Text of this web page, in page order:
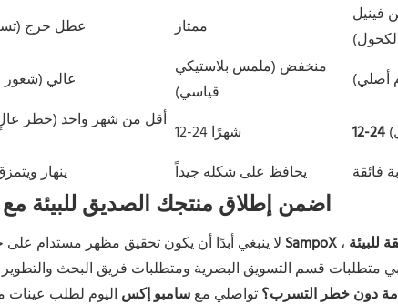
عطل حرج ممتاز
فينيل
عالي
منخفض (ملمس بلاستيكي
قياسي)
أصلي)
أقل من شهر واحد (خطر
12-24 شهرًا
ينهار يحافظ على شكله جيداً فائقة
اضمن إطلاق منتجك الصديق للبيئة
SampoX للبيئة ،
دون خطر التسرب؟تواصلي معسامبو إكس اليوم لطلب